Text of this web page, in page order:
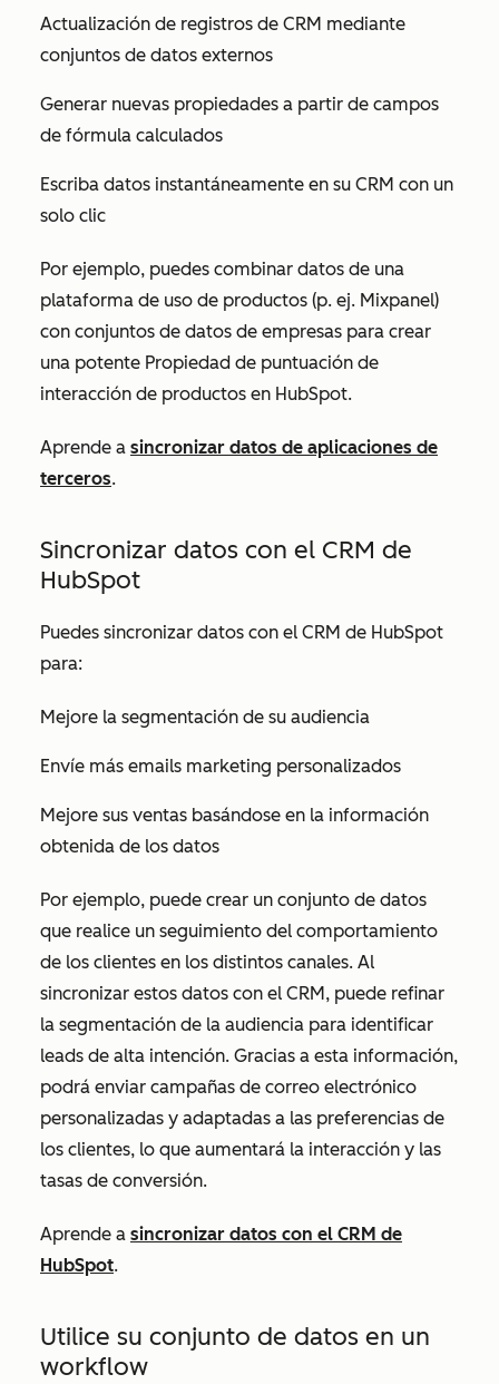
Actualización de registros de CRM mediante
conjuntos de datos externos
Generar nuevas propiedades a partir de campos
de fórmula calculados
Escriba datos instantáneamente en su CRM con un
solo clic
Por ejemplo, puedes combinar datos de una
plataforma de uso de productos (p. ej. Mixpanel)
con conjuntos de datos de empresas para crear
una potente Propiedad de puntuación de
interacción de productos en HubSpot.
Aprende a sincronizar datos de aplicaciones de
terceros.
Sincronizar datos con el CRM de
HubSpot
Puedes sincronizar datos con el CRM de HubSpot
para:
Mejore la segmentación de su audiencia
Envíe más emails marketing personalizados
Mejore sus ventas basándose en la información
obtenida de los datos
Por ejemplo, puede crear un conjunto de datos
que realice un seguimiento del comportamiento
de los clientes en los distintos canales. Al
sincronizar estos datos con el CRM, puede refinar
la segmentación de la audiencia para identificar
leads de alta intención. Gracias a esta información,
podrá enviar campañas de correo electrónico
personalizadas y adaptadas a las preferencias de
los clientes, lo que aumentará la interacción y las
tasas de conversión.
Aprende a sincronizar datos con el CRM de
HubSpot.
Utilice su conjunto de datos en un
workflow